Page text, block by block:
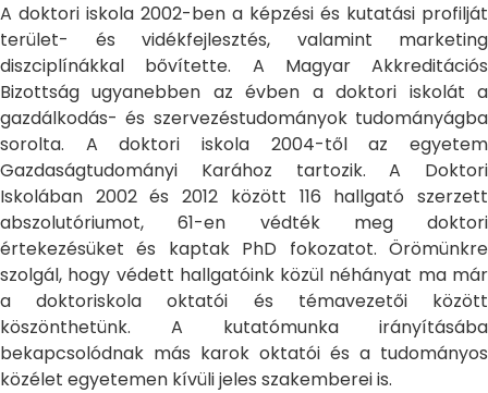
A doktori iskola 2002-ben a képzési és kutatási profilját
terület- és vidékfejlesztés, valamint marketing
diszciplínákkal bővítette. A Magyar Akkreditációs
Bizottság ugyanebben az évben a doktori iskolát a
gazdálkodás- és szervezéstudományok tudományágba
sorolta. A doktori iskola 2004-től az egyetem
Gazdaságtudományi Karához tartozik. A Doktori
Iskolában 2002 és 2012 között 116 hallgató szerzett
abszolutóriumot, 61-en védték meg doktori
értekezésüket és kaptak PhD fokozatot. Örömünkre
szolgál, hogy védett hallgatóink közül néhányat ma már
a doktoriskola oktatói és témavezetői között
köszönthetünk. A kutatómunka irányításába
bekapcsolódnak más karok oktatói és a tudományos
közélet egyetemen kívüli jeles szakemberei is.